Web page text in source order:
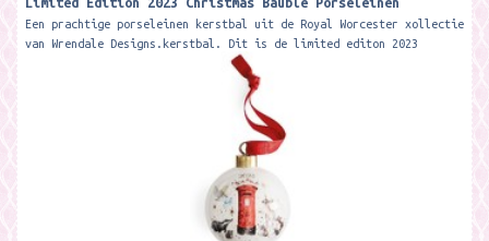
Kerstbal
Een prachtige porseleinen kerstbal uit de Royal Worcester xollectie
van Wrendale Designs.kerstbal. Dit is de limited editon 2023